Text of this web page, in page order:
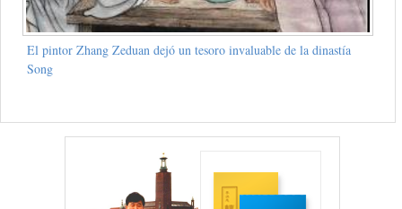
El pintor Zhang Zeduan dejó un tesoro invaluable de la dinastía
Song